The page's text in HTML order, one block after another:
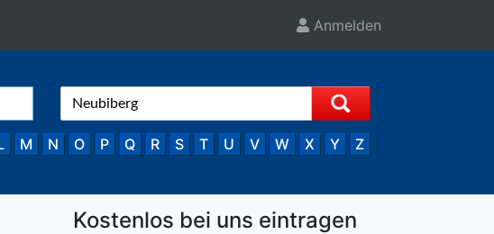
Anmelden
M N O P Q R S T U V W X Y Z
Kostenlos bei uns eintragen